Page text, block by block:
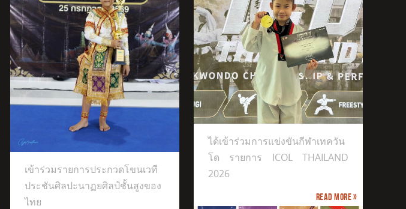
เข้าร่วมรายการประกวดโขนเวที
ประชันศิลปะนาฏยศิลป์ชั้นสูงของ
ไทย
ได้เข้าร่วมการแข่งขันกีฬาเทควันโด
รายการ ICOL THAILAND 2026
ได้เข้าร่วมการแข่งขันกีฬาเทควัน
โด รายการ ICOL THAILAND
2026
Read more »